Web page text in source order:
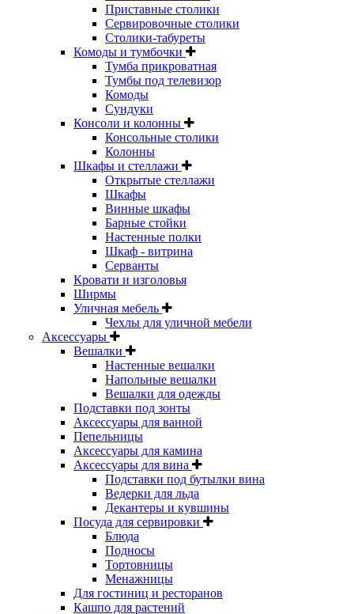
Приставные столики
Сервировочные столики
Столики-табуреты
Комоды и тумбочки
Тумба прикроватная
Тумбы под телевизор
Комоды
Сундуки
Консоли и колонны
Консольные столики
Колонны
Шкафы и стеллажи
Открытые стеллажи
Шкафы
Винные шкафы
Барные стойки
Настенные полки
Шкаф - витрина
Серванты
Кровати и изголовья
Ширмы
Уличная мебель
Чехлы для уличной мебели
Аксессуары
Вешалки
Настенные вешалки
Напольные вешалки
Вешалки для одежды
Подставки под зонты
Аксессуары для ванной
Пепельницы
Аксессуары для камина
Аксессуары для вина
Подставки под бутылки вина
Ведерки для льда
Декантеры и кувшины
Посуда для сервировки
Блюда
Подносы
Тортовницы
Менажницы
Для гостиниц и ресторанов
Кашпо для растений